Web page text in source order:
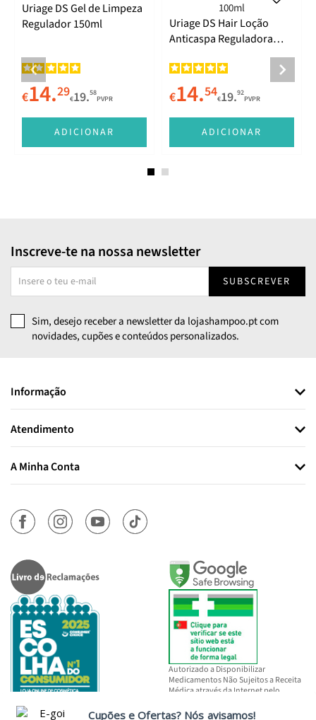
Uriage DS Gel de Limpeza
Regulador 150ml
€14.29€19.58
PVPR
ADICIONAR
Uriage DS Hair Loção
Anticaspa Reguladora
€14.54€19.92
PVPR
ADICIONAR
Inscreve-te na nossa newsletter
SUBSCREVER
Sim, desejo receber a newsletter da lojashampoo.pt com
novidades, cupões e conteúdos personalizados.
Informação
Atendimento
A Minha Conta
Autorizado a Disponibilizar
Medicamentos Não Sujeitos a Receita
Médica através da Internet pelo